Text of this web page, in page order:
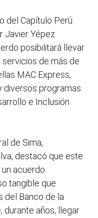
del Capítulo Perú
Javier Yépez
posibilitará llevar
servicios de más de
MAC Express,
diversos programas
e Inclusión
de Sima,
destacó que este
acuerdo
tangible que
del Banco de la
durante años, llegar